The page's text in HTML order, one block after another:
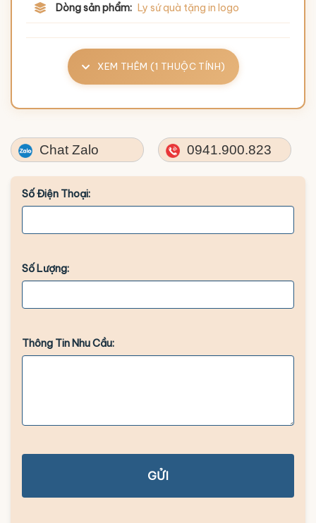
Dòng sản phẩm: Ly sứ quà tặng in logo
XEM THÊM (1 THUỘC TÍNH)
Chat Zalo 0941.900.823
Số Điện Thoại:
Số Lượng:
Thông Tin Nhu Cầu:
GỬI